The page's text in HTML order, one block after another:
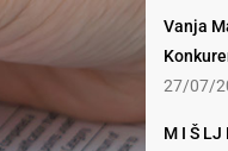
Vanja
27/07/
M I Š